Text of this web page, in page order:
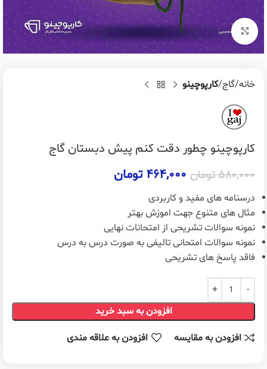
برای بزرگنمایی کلیک کنید
خانه گاج کارپوچینو
کارپوچینو چطور دقت کنم پیش دبستان گاج
۵۸۰,۰۰۰ تومان ۴۶۴,۰۰۰ تومان
درسنامه های مفید و کاربردی
مثال های متنوع جهت اموزش بهتر
نمونه سوالات تشریحی از امتحانات نهایی
نمونه سوالات امتحانی تالیفی به صورت درس به درس
فاقد پاسخ های تشریحی
افزودن به سبد خرید
افزودن به مقایسه افزودن به علاقه مندی